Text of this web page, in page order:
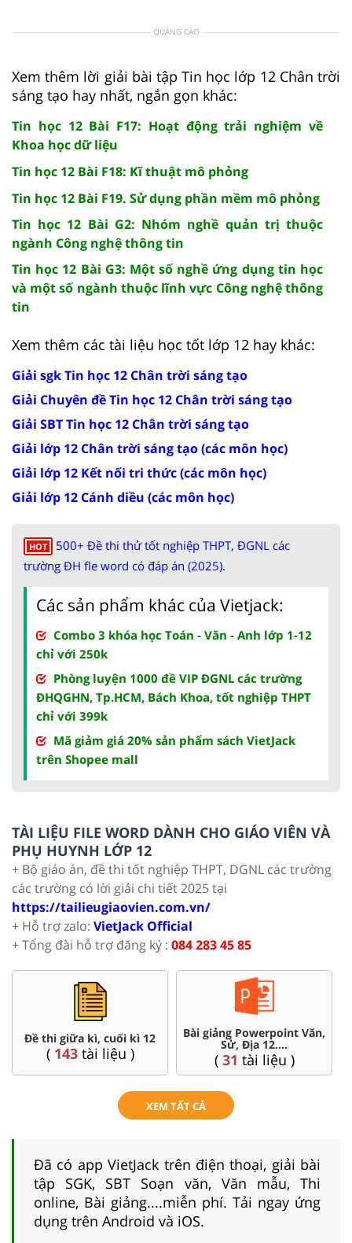
QUẢNG CÁO
Xem thêm lời giải bài tập Tin học lớp 12 Chân trời
sáng tạo hay nhất, ngắn gọn khác:
Tin học 12 Bài F17: Hoạt động trải nghiệm về
Khoa học dữ liệu
Tin học 12 Bài F18: Kĩ thuật mô phỏng
Tin học 12 Bài F19. Sử dụng phần mềm mô phỏng
Tin học 12 Bài G2: Nhóm nghề quản trị thuộc
ngành Công nghệ thông tin
Tin học 12 Bài G3: Một số nghề ứng dụng tin học
và một số ngành thuộc lĩnh vực Công nghệ thông
tin
Xem thêm các tài liệu học tốt lớp 12 hay khác:
Giải sgk Tin học 12 Chân trời sáng tạo
Giải Chuyên đề Tin học 12 Chân trời sáng tạo
Giải SBT Tin học 12 Chân trời sáng tạo
Giải lớp 12 Chân trời sáng tạo (các môn học)
Giải lớp 12 Kết nối tri thức (các môn học)
Giải lớp 12 Cánh diều (các môn học)
HOT
500+ Đề thi thử tốt nghiệp THPT, ĐGNL các
trường ĐH fle word có đáp án (2025).
Các sản phẩm khác của Vietjack:
Combo 3 khóa học Toán - Văn - Anh lớp 1-12
chỉ với 250k
Phòng luyện 1000 đề VIP ĐGNL các trường
ĐHQGHN, Tp.HCM, Bách Khoa, tốt nghiệp THPT
chỉ với 399k
Mã giảm giá 20% sản phẩm sách VietJack
trên Shopee mall
TÀI LIỆU FILE WORD DÀNH CHO GIÁO VIÊN VÀ
PHỤ HUYNH LỚP 12
+ Bộ giáo án, đề thi tốt nghiệp THPT, DGNL các trường
các trường có lời giải chi tiết 2025 tại
https://tailieugiaovien.com.vn/
+ Hỗ trợ zalo: VietJack Official
+ Tổng đài hỗ trợ đăng ký : 084 283 45 85
Đề thi giữa kì, cuối kì 12
( 143tài liệu )
Bài giảng Powerpoint Văn,
Sử, Địa 12....
( 31 tài liệu )
XEM TẤT CẢ
Đã có app VietJack trên điện thoại, giải bài
tập SGK, SBT Soạn văn, Văn mẫu, Thi
online, Bài giảng....miễn phí. Tải ngay ứng
dụng trên Android và iOS.